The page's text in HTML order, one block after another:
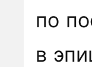
по
в